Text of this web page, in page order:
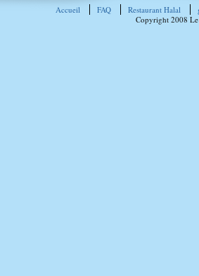
Accueil FAQ Restaurant Halal
Copyright 2008